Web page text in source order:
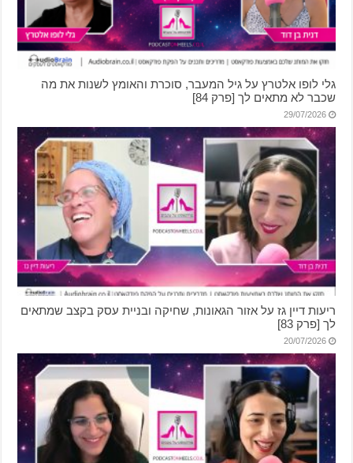
גלי לופו אלטרץ על גיל המעבר, סוכרת והאומץ לשנות את מה
שכבר לא מתאים לך [פרק 84]
29/07/2026
ריעות דיין גז על אזור הגאונות, שחיקה ובניית עסק בקצב שמתאים
לך [פרק 83]
20/07/2026